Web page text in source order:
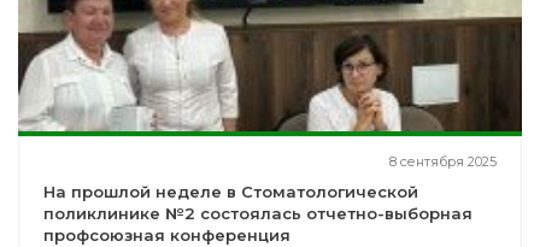
8 сентября 2025
На прошлой неделе в Стоматологической
поликлинике №2 состоялась отчетно-выборная
профсоюзная конференция